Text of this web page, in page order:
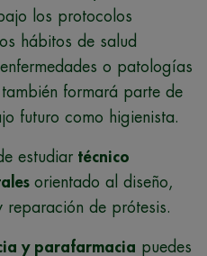
los protocolos
hábitos de salud
o patologías
formará parte de
futuro como higienista.
estudiar técnico
orientado al diseño,
de prótesis.
y parafarmacia puedes